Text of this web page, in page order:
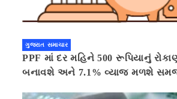
ગુજરાત સમાચાર
PPF માં દર મહિને 500 રૂપિયાનું
બનાવશે અને 7.1% વ્યાજ મળશે